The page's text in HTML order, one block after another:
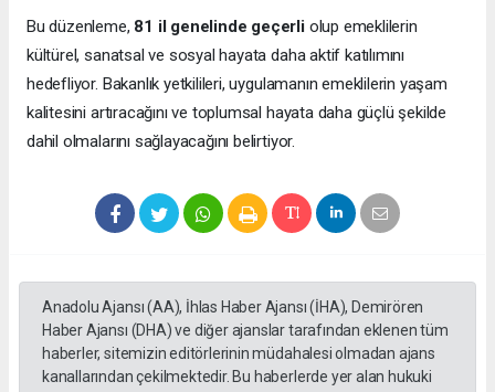
Bu düzenleme, 81 il genelinde geçerliolup emeklilerin
kültürel, sanatsal ve sosyal hayata daha aktif katılımını
hedefliyor. Bakanlık yetkilileri, uygulamanın emeklilerin yaşam
kalitesini artıracağını ve toplumsal hayata daha güçlü şekilde
dahil olmalarını sağlayacağını belirtiyor.
Anadolu Ajansı (AA), İhlas Haber Ajansı (İHA), Demirören
Haber Ajansı (DHA) ve diğer ajanslar tarafından eklenen tüm
haberler, sitemizin editörlerinin müdahalesi olmadan ajans
kanallarından çekilmektedir. Bu haberlerde yer alan hukuki